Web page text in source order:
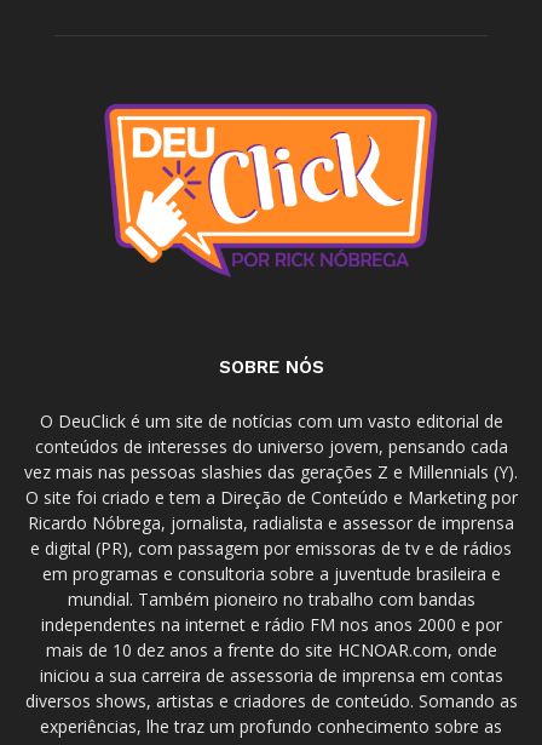
SOBRE NÓS
O DeuClick é um site de notícias com um vasto editorial de
conteúdos de interesses do universo jovem, pensando cada
vez mais nas pessoas slashies das gerações Z e Millennials (Y).
O site foi criado e tem a Direção de Conteúdo e Marketing por
Ricardo Nóbrega, jornalista, radialista e assessor de imprensa
e digital (PR), com passagem por emissoras de tv e de rádios
em programas e consultoria sobre a juventude brasileira e
mundial. Também pioneiro no trabalho com bandas
independentes na internet e rádio FM nos anos 2000 e por
mais de 10 dez anos a frente do site HCNOAR.com, onde
iniciou a sua carreira de assessoria de imprensa em contas
diversos shows, artistas e criadores de conteúdo. Somando as
experiências, lhe traz um profundo conhecimento sobre as